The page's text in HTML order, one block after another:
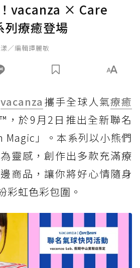
vacanza × Care
療癒登場
／編輯譚麗敏
vacanza 攜手全球人氣療癒
，於9月2日推出全新聯名
Magic」。本系列以小熊們
靈感，創作出多款充滿療
商品，讓你將好心情隨身
彩虹色彩包圍。